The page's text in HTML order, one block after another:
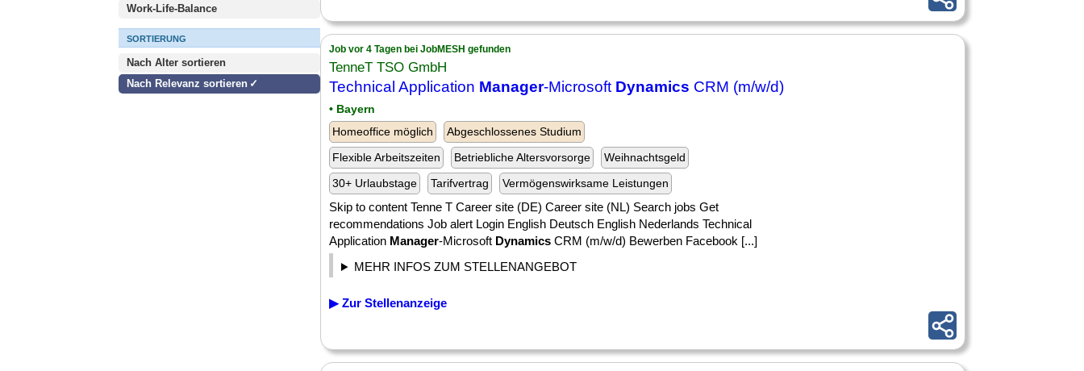
Work-Life-Balance
SORTIERUNG
Nach Alter sortieren
Nach Relevanz sortieren
Job vor 4 Tagen bei JobMESH gefunden
TenneT TSO GmbH
Technical Application Manager-Microsoft Dynamics CRM (m/w/d)
• Bayern
Homeoffice möglich
Abgeschlossenes Studium
Flexible Arbeitszeiten
Betriebliche Altersvorsorge
Weihnachtsgeld
30+ Urlaubstage
Tarifvertrag Vermögenswirksame Leistungen
Skip to content Tenne T Career site (DE) Career site (NL) Search jobs Get
recommendations Job alert Login English Deutsch English Nederlands Technical
Application Manager-Microsoft Dynamics CRM (m/w/d) Bewerben Facebook [...]
MEHR INFOS ZUM STELLENANGEBOT
▶ Zur Stellenanzeige